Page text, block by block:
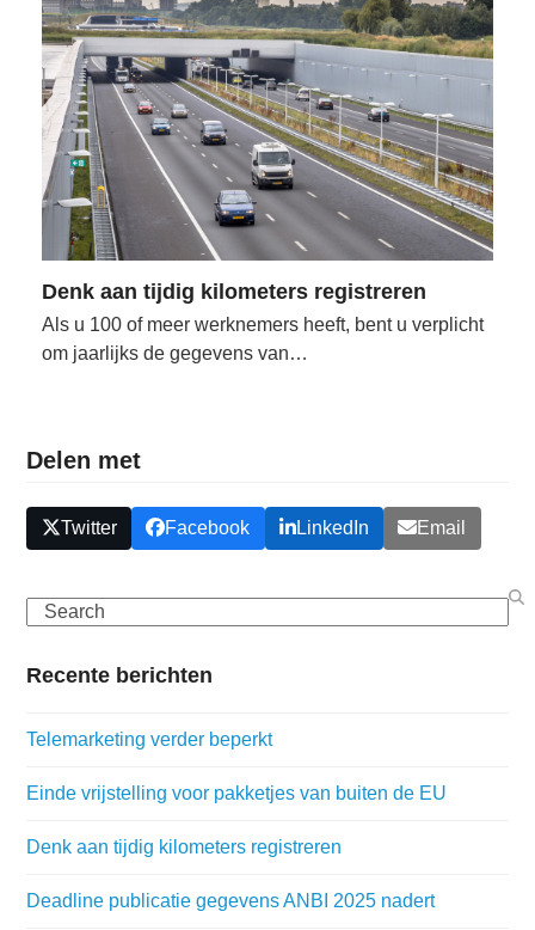
Denk aan tijdig kilometers registreren
Als u 100 of meer werknemers heeft, bent u verplicht
om jaarlijks de gegevens van…
Delen met
Twitter Facebook LinkedIn Email
Search
Recente berichten
Telemarketing verder beperkt
Einde vrijstelling voor pakketjes van buiten de EU
Denk aan tijdig kilometers registreren
Deadline publicatie gegevens ANBI 2025 nadert